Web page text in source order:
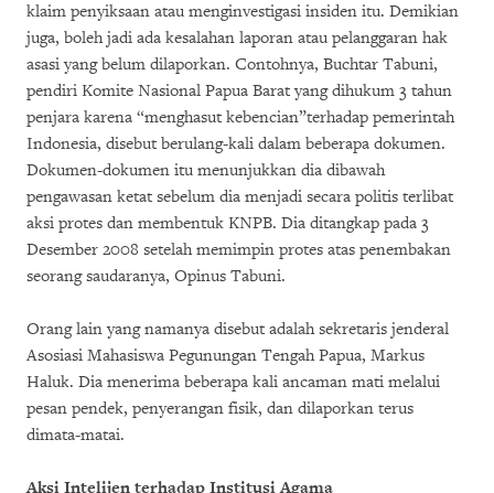
klaim penyiksaan atau menginvestigasi insiden itu. Demikian
juga, boleh jadi ada kesalahan laporan atau pelanggaran hak
asasi yang belum dilaporkan. Contohnya, Buchtar Tabuni,
pendiri Komite Nasional Papua Barat yang dihukum 3 tahun
penjara karena “menghasut kebencian”terhadap pemerintah
Indonesia, disebut berulang-kali dalam beberapa dokumen.
Dokumen-dokumen itu menunjukkan dia dibawah
pengawasan ketat sebelum dia menjadi secara politis terlibat
aksi protes dan membentuk KNPB. Dia ditangkap pada 3
Desember 2008 setelah memimpin protes atas penembakan
seorang saudaranya, Opinus Tabuni.
Orang lain yang namanya disebut adalah sekretaris jenderal
Asosiasi Mahasiswa Pegunungan Tengah Papua, Markus
Haluk. Dia menerima beberapa kali ancaman mati melalui
pesan pendek, penyerangan fisik, dan dilaporkan terus
dimata-matai.
Aksi Intelijen terhadap Institusi Agama